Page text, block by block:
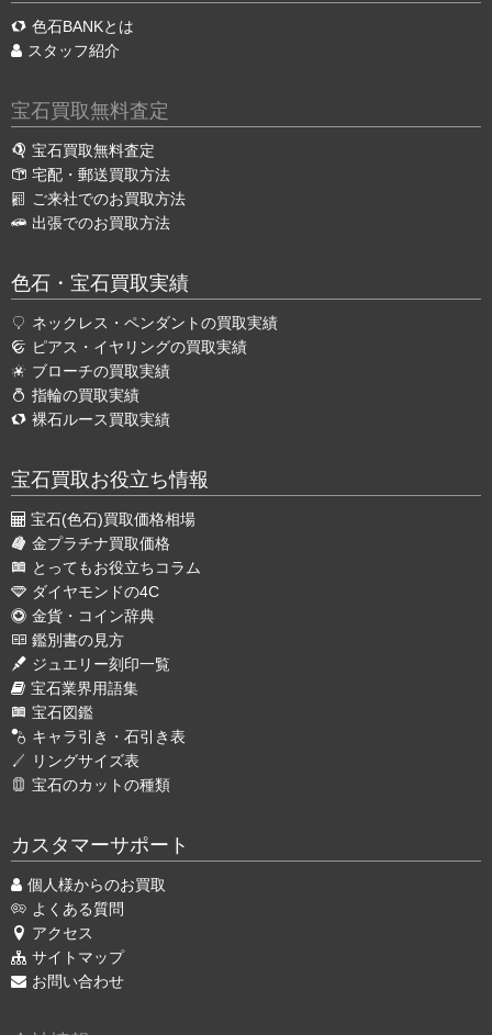
色石BANKとは
スタッフ紹介
宝石買取無料査定
宝石買取無料査定
宅配・郵送買取方法
ご来社でのお買取方法
出張でのお買取方法
色石・宝石買取実績
ネックレス・ペンダントの買取実績
ピアス・イヤリングの買取実績
ブローチの買取実績
指輪の買取実績
裸石ルース買取実績
宝石買取お役立ち情報
宝石(色石)買取価格相場
金プラチナ買取価格
とってもお役立ちコラム
ダイヤモンドの4C
金貨・コイン辞典
鑑別書の見方
ジュエリー刻印一覧
宝石業界用語集
宝石図鑑
キャラ引き・石引き表
リングサイズ表
宝石のカットの種類
カスタマーサポート
個人様からのお買取
よくある質問
アクセス
サイトマップ
お問い合わせ